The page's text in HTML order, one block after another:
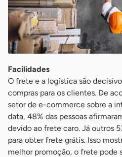
Facilidades
O frete e a logística são
compras para os clientes. De
setor de e-commerce sobre a
data, 48% das pessoas
devido ao frete caro. Já outros
para obter frete grátis. Isso
melhor promoção, o frete pode